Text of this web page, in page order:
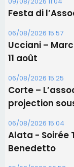
06/08/2026 15:04
Alata - Soirée
Benedetto
05/08/2026 09:53
Biguglia :
procession le
31/07/2026 08:24
Tennis -
RCPV